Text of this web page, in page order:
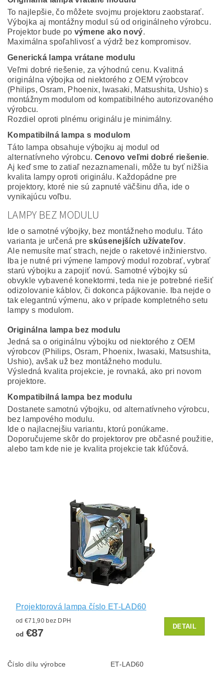
To najlepšie, čo môžete svojmu projektoru zaobstarať.
Výbojka aj montážny modul sú od originálneho výrobcu.
Projektor bude po výmene ako nový.
Maximálna spoľahlivosť a výdrž bez kompromisov.
Generická lampa vrátane modulu
Veľmi dobré riešenie, za výhodnú cenu. Kvalitná
originálna výbojka od niektorého z OEM výrobcov
(Philips, Osram, Phoenix, Iwasaki, Matsushita, Ushio) s
montážnym modulom od kompatibilného autorizovaného
výrobcu.
Rozdiel oproti plnému originálu je minimálny.
Kompatibilná lampa s modulom
Táto lampa obsahuje výbojku aj modul od
alternatívneho výrobcu. Cenovo veľmi dobré riešenie.
Aj keď sme to zatiaľ nezaznamenali, môže tu byť nižšia
kvalita lampy oproti originálu. Každopádne pre
projektory, ktoré nie sú zapnuté väčšinu dňa, ide o
vynikajúcu voľbu.
LAMPY BEZ MODULU
Ide o samotné výbojky, bez montážneho modulu. Táto
varianta je určená preskúsenejších užívateľov.
Ale nemusíte mať strach, nejde o raketové inžinierstvo.
Iba je nutné pri výmene lampový modul rozobrať, vybrať
starú výbojku a zapojiť novú. Samotné výbojky sú
obvykle vybavené konektormi, teda nie je potrebné riešiť
odizolovanie káblov, či dokonca pájkovanie. Iba nejde o
tak elegantnú výmenu, ako v prípade kompletného setu
lampy s modulom.
Originálna lampa bez modulu
Jedná sa o originálnu výbojku od niektorého z OEM
výrobcov (Philips, Osram, Phoenix, Iwasaki, Matsushita,
Ushio), avšak už bez montážneho modulu.
Výsledná kvalita projekcie, je rovnaká, ako pri novom
projektore.
Kompatibilná lampa bez modulu
Dostanete samotnú výbojku, od alternatívneho výrobcu,
bez lampového modulu.
Ide o najlacnejšiu variantu, ktorú ponúkame.
Doporučujeme skôr do projektorov pre občasné použitie,
alebo tam kde nie je kvalita projekcie tak kľúčová.
Projektorová lampa číslo ET-LAD60
od €71,90 bez DPH
od €87
DETAIL
Číslo dílu výrobce ET-LAD60